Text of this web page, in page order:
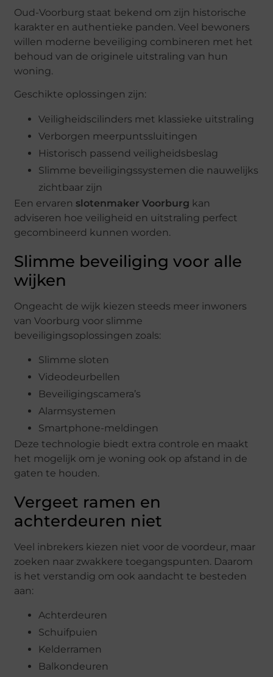
Oud-Voorburg staat bekend om zijn historische
karakter en authentieke panden. Veel bewoners
willen moderne beveiliging combineren met het
behoud van de originele uitstraling van hun
woning.
Geschikte oplossingen zijn:
Veiligheidscilinders met klassieke uitstraling
Verborgen meerpuntssluitingen
Historisch passend veiligheidsbeslag
Slimme beveiligingssystemen die nauwelijks
zichtbaar zijn
Een ervaren slotenmaker Voorburg kan
adviseren hoe veiligheid en uitstraling perfect
gecombineerd kunnen worden.
Slimme beveiliging voor alle
wijken
Ongeacht de wijk kiezen steeds meer inwoners
van Voorburg voor slimme
beveiligingsoplossingen zoals:
Slimme sloten
Videodeurbellen
Beveiligingscamera’s
Alarmsystemen
Smartphone-meldingen
Deze technologie biedt extra controle en maakt
het mogelijk om je woning ook op afstand in de
gaten te houden.
Vergeet ramen en
achterdeuren niet
Veel inbrekers kiezen niet voor de voordeur, maar
zoeken naar zwakkere toegangspunten. Daarom
is het verstandig om ook aandacht te besteden
aan:
Achterdeuren
Schuifpuien
Kelderramen
Balkondeuren